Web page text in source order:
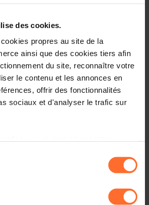
des cookies.
propres au site de la
ainsi que des cookies tiers afin
du site, reconnaître votre
le contenu et les annonces en
offrir des fonctionnalités
sociaux et d'analyser le trafic sur
strictement nécessaires au
site. Une description des différents
sous l’onglet « Détails » ci-
grand-ducal concernant le
et la répartition des coûts de
chaude sanitaire et modifiant le
de la loi du 16 mai 1975 portant
au projet de règlement grand-